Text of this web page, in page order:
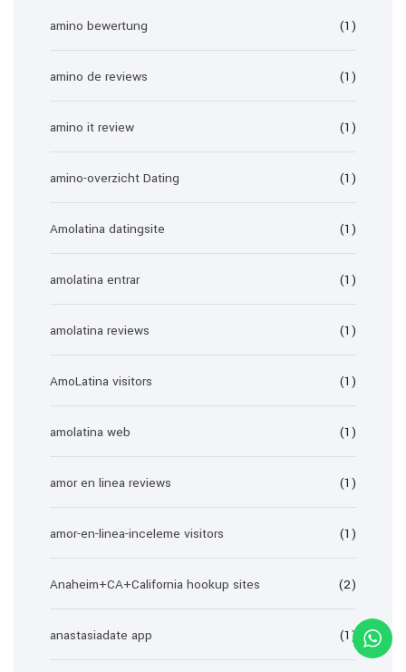
amino bewertung (1)
amino de reviews (1)
amino it review (1)
amino-overzicht Dating (1)
Amolatina datingsite (1)
amolatina entrar (1)
amolatina reviews (1)
AmoLatina visitors (1)
amolatina web (1)
amor en linea reviews (1)
amor-en-linea-inceleme visitors (1)
Anaheim+CA+California hookup sites (2)
anastasiadate app (1)